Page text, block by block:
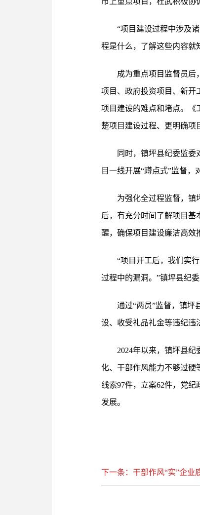
“项目建设过程中涉及
程是什么，了解这些内容就
成为重点项目监督员后
项目、政府投资项目、新开
项目建设的难点和堵点。《
楚项目建设过程、更明确项
同时，镇坪县纪委监委
目一线开展“蹲点式”监督，
为强化全过程监督，镇
后，有充分时间了解项目基
醒，确保项目建设廉洁高效
“项目开工后，我们实
过程中的漏洞。”镇坪县纪
通过“两员”监督，镇坪
设、收受礼品礼金等违纪违
2024年以来，镇坪县
化、干部作风能力不够过硬
线索97件，立案62件，党
发展。
下一条：干部作风“实”企业